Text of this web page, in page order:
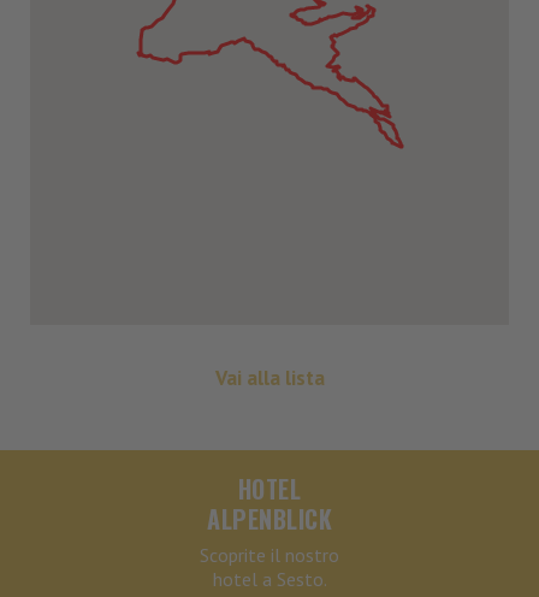
Vai alla lista
HOTEL
ALPENBLICK
Scoprite il nostro
hotel a Sesto.